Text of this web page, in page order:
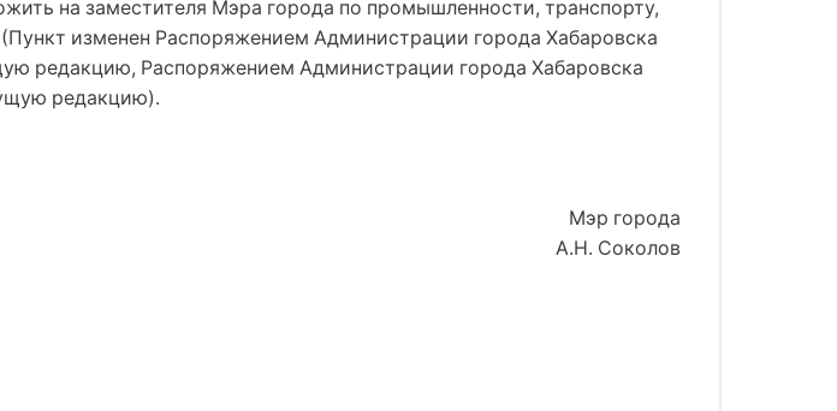
на заместителя Мэра города по промышленности, транспорту,
изменен Распоряжением Администрации города Хабаровска
редакцию, Распоряжением Администрации города Хабаровска
редакцию).
Мэр города
А.Н. Соколов